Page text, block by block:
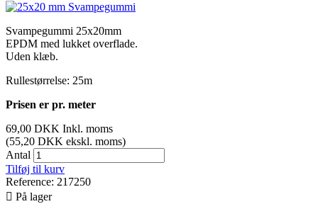
Svampegummi 25x20mm
EPDM med lukket overflade.
Uden klæb.
Rullestørrelse: 25m
Prisen er pr. meter
69,00 DKK Inkl. moms
(55,20 DKK ekskl. moms)
Antal
Tilføj til kurv
Reference: 217250
 På lager